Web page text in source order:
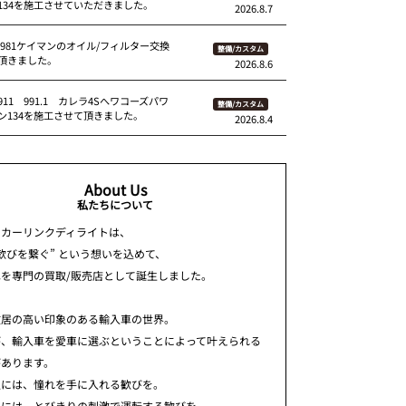
を施工させていただきました。 2026.8.7
ケイマンのオイル/フィルター交換
きました。
整備/カスタム
2026.8.6
991.1 カレラ4Sへワコーズパワ
134を施工させて頂きました。
整備/カスタム
2026.8.4
About Us
私たちについて
ーリンクディライトは、
びを繋ぐ” という想いを込めて、
専門の買取/販売店として誕生しました。
の高い印象のある輸入車の世界。
輸入車を愛車に選ぶということによって叶えられる
ります。
は、憧れを手に入れる歓びを。